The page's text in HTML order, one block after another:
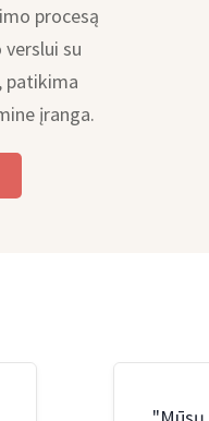
procesą
su
patikima
įranga.